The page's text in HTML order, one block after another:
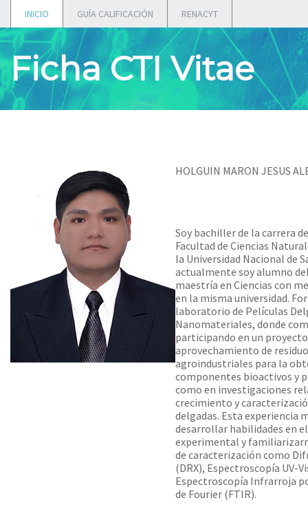
INICIO GUÍA CALIFICACIÓN RENACYT
Ficha CTI Vitae
HOLGUIN MARON JESUS
Soy bachiller de la carrera
Facultad de Ciencias
la Universidad Nacional de
actualmente soy alumno
maestría en Ciencias con
en la misma universidad.
laboratorio de Películas
Nanomateriales, donde
participando en un
aprovechamiento de
agroindustriales para la
componentes bioactivos y
como en investigaciones
crecimiento y
delgadas. Esta experiencia
desarrollar habilidades en
experimental y
de caracterización como
(DRX), Espectroscopía UV-
Espectroscopía Infrarroja
de Fourier (FTIR).